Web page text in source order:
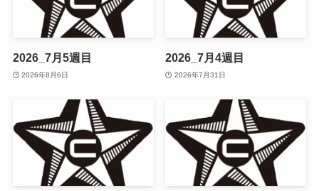
2026_7月5週目
2026年8月6日
2026_7月4週目
2026年7月31日